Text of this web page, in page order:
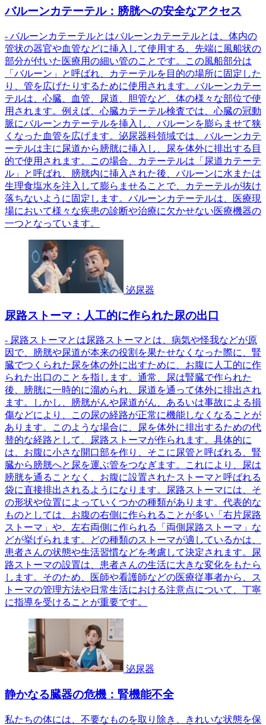
バルーンカテーテル：膀胱への安全なアクセス
- バルーンカテーテルとはバルーンカテーテルとは、体内の
管状の器官や血管などに挿入して使用する、先端に風船状の
部分が付いた医療用の細い管のことです。この風船部分は
「バルーン」と呼ばれ、カテーテルを目的の場所に固定した
り、管を広げたりするために使用されます。バルーンカテー
テルは、心臓、血管、尿道、胆管など、体の様々な部位で使
用されます。例えば、心臓カテーテル検査では、心臓の冠動
脈にバルーンカテーテルを挿入し、バルーンを膨らませて狭
くなった血管を広げます。泌尿器科領域では、バルーンカテ
ーテルは主に尿道から膀胱に挿入し、尿を体外に排出する目
的で使用されます。この場合、カテーテルは「尿道カテーテ
ル」と呼ばれ、膀胱内に挿入された後、バルーンに水または
生理食塩水を注入して膨らませることで、カテーテルが抜け
落ちないように固定します。バルーンカテーテルは、医療現
場において様々な疾患の診断や治療に欠かせない医療機器の
一つとなっています。
泌尿器
尿路ストーマ：人工的に作られた尿の出口
- 尿路ストーマとは尿路ストーマとは、病気や怪我などが原
因で、膀胱や尿道が本来の役割を果たせなくなった際に、腎
臓でつくられた尿を体の外に出すために、お腹に人工的に作
られた出口のことを指します。通常、尿は腎臓で作られた
後、膀胱に一時的に溜められ、尿道を通って体外に排出され
ます。しかし、膀胱がんや尿道がん、あるいは事故による損
傷などにより、この尿の経路が正常に機能しなくなることが
あります。このような場合に、尿を体外に排出するための代
替的な経路として、尿路ストーマが作られます。具体的に
は、お腹に小さな開口部を作り、そこに尿管と呼ばれる、腎
臓から膀胱へと尿を運ぶ管をつなぎます。これにより、尿は
膀胱を通ることなく、お腹に設置されたストーマと呼ばれる
袋に直接排出されるようになります。尿路ストーマには、そ
の形状や位置によっていくつかの種類があります。代表的な
ものとしては、お腹の右側に作られることが多い「右片尿路
ストーマ」や、左右両側に作られる「両側尿路ストーマ」な
どが挙げられます。どの種類のストーマが適しているかは、
患者さんの状態や生活習慣などを考慮して決定されます。尿
路ストーマの設置は、患者さんの生活に大きな変化をもたら
します。そのため、医師や看護師などの医療従事者から、ス
トーマの管理方法や日常生活における注意点について、丁寧
に指導を受けることが重要です。
泌尿器
静かなる臓器の危機：腎機能不全
私たちの体には、不要なものを取り除き、きれいな状態を保